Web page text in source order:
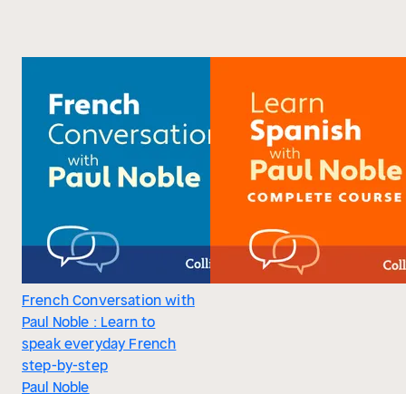
French Conversation with
Paul Noble : Learn to
speak everyday French
step-by-step
Paul Noble